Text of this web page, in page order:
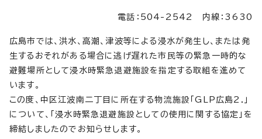
電話：504-2542 内線：3630
広島市では、洪水、高潮、津波等による浸水が発生し、または発
生するおそれがある場合に逃げ遅れた市民等の緊急一時的な
避難場所として浸水時緊急退避施設を指定する取組を進めて
います。
この度、中区江波南二丁目に所在する物流施設「GLP広島2.」
について、「浸水時緊急退避施設としての使用に関する協定」を
締結しましたのでお知らせします。